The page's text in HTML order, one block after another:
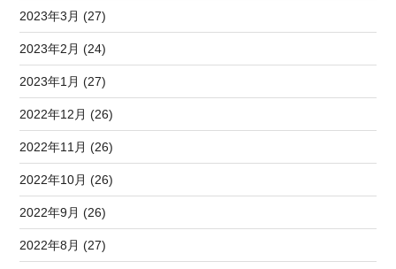
2023年3月 (27)
2023年2月 (24)
2023年1月 (27)
2022年12月 (26)
2022年11月 (26)
2022年10月 (26)
2022年9月 (26)
2022年8月 (27)